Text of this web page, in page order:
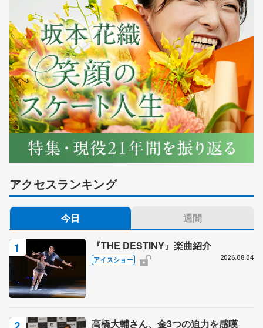
アクセスランキング
今日 週間
『THE DESTINY』楽曲紹介
アイスショー 2026.08.04
高橋大輔さん、金3つの迫力を感嘆